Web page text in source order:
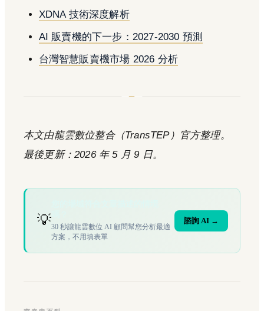
XDNA 技術深度解析
AI 販賣機的下一步：2027-2030 預測
台灣智慧販賣機市場 2026 分析
本文由龍雲數位整合（TransTEP）官方整理。
最後更新：2026 年 5 月 9 日。
💡30 秒讓龍雲數位 AI 顧問幫您分析最適
方案，不用填表單
諮詢 AI →